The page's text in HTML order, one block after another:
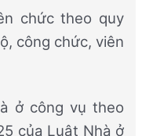
chức theo quy
công chức, viên
ở công vụ theo
của Luật Nhà ở